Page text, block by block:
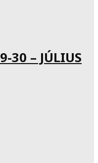
30 – JÚLIUS